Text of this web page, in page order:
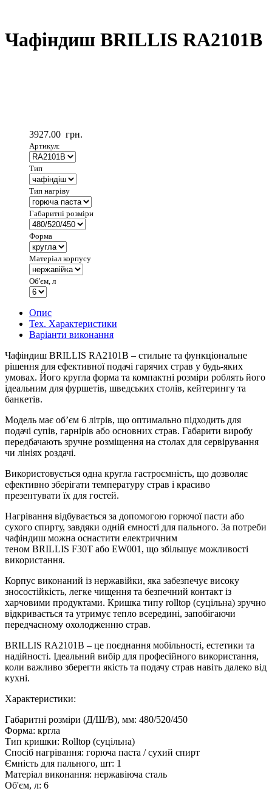
Чафіндиш BRILLIS RA2101B
3927.00 грн.
Артикул:
Тип
Тип нагріву
Габаритні розміри
Форма
Матеріал корпусу
Об'єм, л
Опис
Тех. Характеристики
Варіанти виконання
Чафіндиш BRILLIS RA2101B – стильне та функціональне
рішення для ефективної подачі гарячих страв у будь-яких
умовах. Його кругла форма та компактні розміри роблять його
ідеальним для фуршетів, шведських столів, кейтерингу та
банкетів.
Модель має об’єм 6 літрів, що оптимально підходить для
подачі супів, гарнірів або основних страв. Габарити виробу
передбачають зручне розміщення на столах для сервірування
чи лініях роздачі.
Використовується одна кругла гастроємність, що дозволяє
ефективно зберігати температуру страв і красиво
презентувати їх для гостей.
Нагрівання відбувається за допомогою горючої пасти або
сухого спирту, завдяки одній ємності для пального. За потреби
чафіндиш можна оснастити електричним
теном BRILLIS F30T або EW001, що збільшує можливості
використання.
Корпус виконаний із нержавійки, яка забезпечує високу
зносостійкість, легке чищення та безпечний контакт із
харчовими продуктами. Кришка типу rolltop (суцільна) зручно
відкривається та утримує тепло всередині, запобігаючи
передчасному охолодженню страв.
BRILLIS RA2101B – це поєднання мобільності, естетики та
надійності. Ідеальний вибір для професійного використання,
коли важливо зберегти якість та подачу страв навіть далеко від
кухні.
Характеристики:
Габаритні розміри (Д/Ш/В), мм: 480/520/450
Форма: кргла
Тип кришки: Rolltop (суцільна)
Спосіб нагрівання: горюча паста / сухий спирт
Ємність для пального, шт: 1
Матеріал виконання: нержавіюча сталь
Об'єм, л: 6